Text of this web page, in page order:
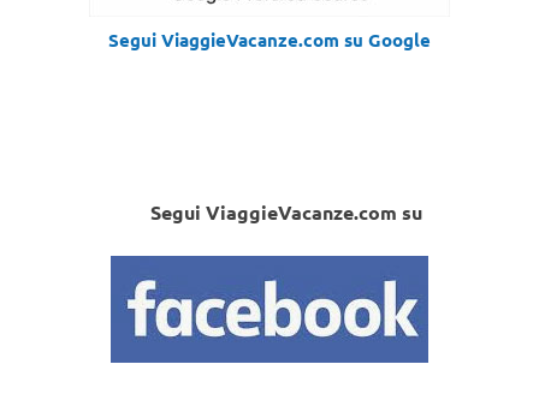
Segui ViaggieVacanze.com su Google
Segui ViaggieVacanze.com su